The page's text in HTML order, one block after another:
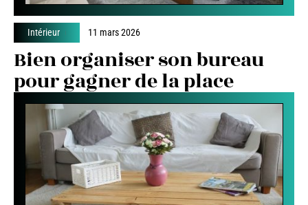
Intérieur 11 mars 2026
Bien organiser son bureau
pour gagner de la place